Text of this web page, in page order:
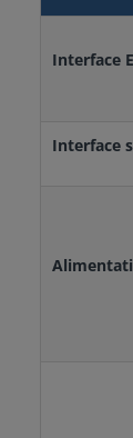
Interface
Interface